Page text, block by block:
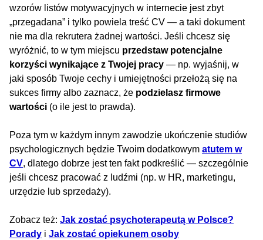
wzorów listów motywacyjnych w internecie jest zbyt
„przegadana” i tylko powiela treść CV — a taki dokument
nie ma dla rekrutera żadnej wartości. Jeśli chcesz się
wyróżnić, to w tym miejscu przedstaw potencjalne
korzyści wynikające z Twojej pracy — np. wyjaśnij, w
jaki sposób Twoje cechy i umiejętności przełożą się na
sukces firmy albo zaznacz, że podzielasz firmowe
wartości (o ile jest to prawda).
Poza tym w każdym innym zawodzie ukończenie studiów
psychologicznych będzie Twoim dodatkowym atutem w
CV, dlatego dobrze jest ten fakt podkreślić — szczególnie
jeśli chcesz pracować z ludźmi (np. w HR, marketingu,
urzędzie lub sprzedaży).
Zobacz też: Jak zostać psychoterapeutą w Polsce?
Porady i Jak zostać opiekunem osoby